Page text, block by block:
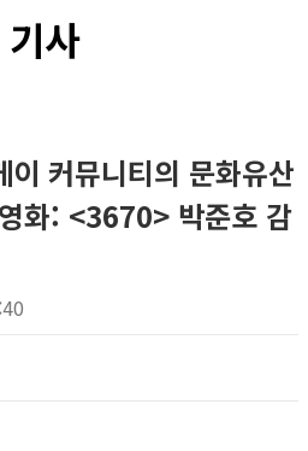
사
커뮤니티의 문화유산
화: <3670> 박준호 감